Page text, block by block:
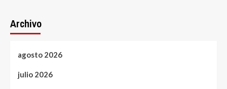
Archivo
agosto 2026
julio 2026